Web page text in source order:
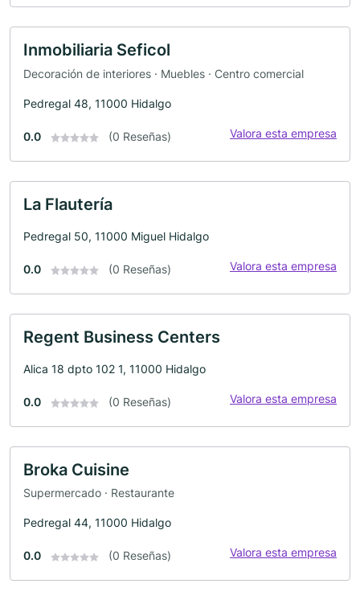
Inmobiliaria Seficol
Decoración de interiores · Muebles · Centro comercial
Pedregal 48, 11000 Hidalgo
0.0 (0 Reseñas) Valora esta empresa
La Flautería
Pedregal 50, 11000 Miguel Hidalgo
0.0 (0 Reseñas) Valora esta empresa
Regent Business Centers
Alica 18 dpto 102 1, 11000 Hidalgo
0.0 (0 Reseñas) Valora esta empresa
Broka Cuisine
Supermercado · Restaurante
Pedregal 44, 11000 Hidalgo
0.0 (0 Reseñas) Valora esta empresa